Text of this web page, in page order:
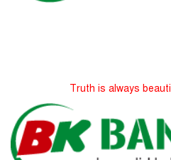
Truth is always beautiful